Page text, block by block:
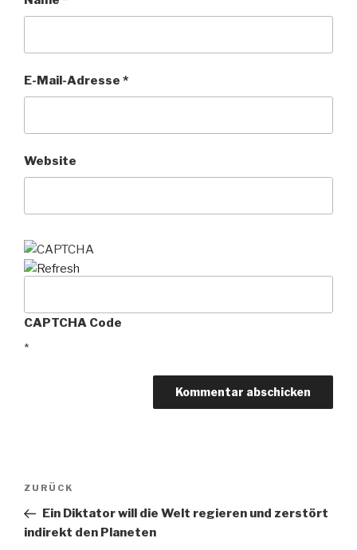
E-Mail-Adresse *
Website
CAPTCHA Code
*
Beitragsnavigation
Vorheriger
Beitrag
ZURÜCK
Ein Diktator will die Welt regieren und zerstört
indirekt den Planeten